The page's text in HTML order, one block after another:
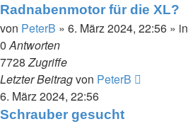
Radnabenmotor für die XL?
von PeterB » 6. März 2024, 22:56 » in
0Antworten
7728Zugriffe
Letzter Beitragvon PeterB
6. März 2024, 22:56
Schrauber gesucht